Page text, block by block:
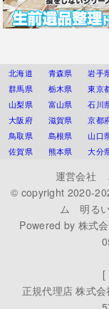
北海道 青森県 岩手
群馬県
栃木県 東京
山梨県
富山県 石川
大阪府
滋賀県 京都
鳥取県
島根県 山口
佐賀県
熊本県 大分
運営会社
© copyright 2020-
ム 明る
Powered by 株式
[
正規代理店株式